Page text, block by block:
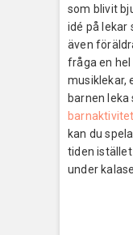
som blivit
idé på lekar
även
fråga en
musiklekar,
barnen
kan du
tiden
under